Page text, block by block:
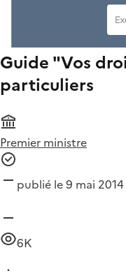
Guide "Vos
particuliers
Premier ministre
publié le 9 mai 2014
6K